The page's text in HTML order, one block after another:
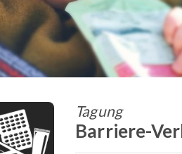
Tagung
Barriere-